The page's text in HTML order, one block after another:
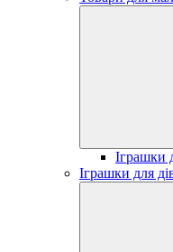
Іграшки
Іграшки для